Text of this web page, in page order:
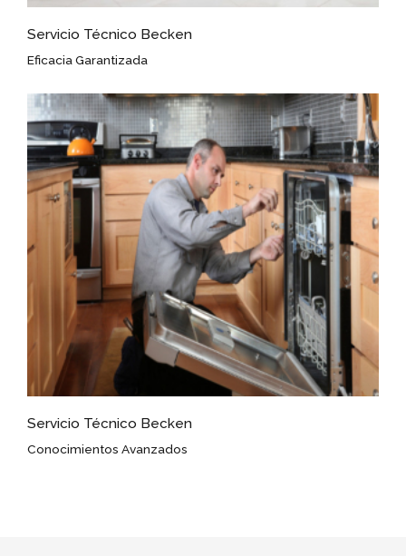
Servicio Técnico Becken
Eficacia Garantizada
Servicio Técnico Becken
Conocimientos Avanzados